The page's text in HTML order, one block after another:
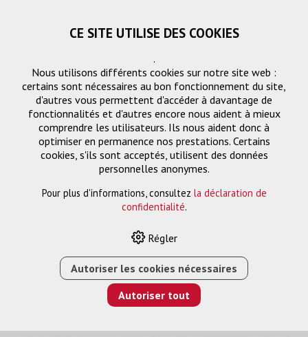
GESTION DES SIGNAUX
COMMUTATEUR MATRICIEL HDMI/HDBASET 16X16 AVEC
MATRICE AUDIO (4K/HDR)
CE SITE UTILISE DES COOKIES
.
Nous utilisons différents cookies sur notre site web :
certains sont nécessaires au bon fonctionnement du site,
d'autres vous permettent d'accéder à davantage de
fonctionnalités et d'autres encore nous aident à mieux
comprendre les utilisateurs. Ils nous aident donc à
optimiser en permanence nos prestations. Certains
cookies, s'ils sont acceptés, utilisent des données
personnelles anonymes.
Pour plus d'informations, consultez la déclaration de
confidentialité.
Régler
Autoriser les cookies nécessaires
Autoriser tout